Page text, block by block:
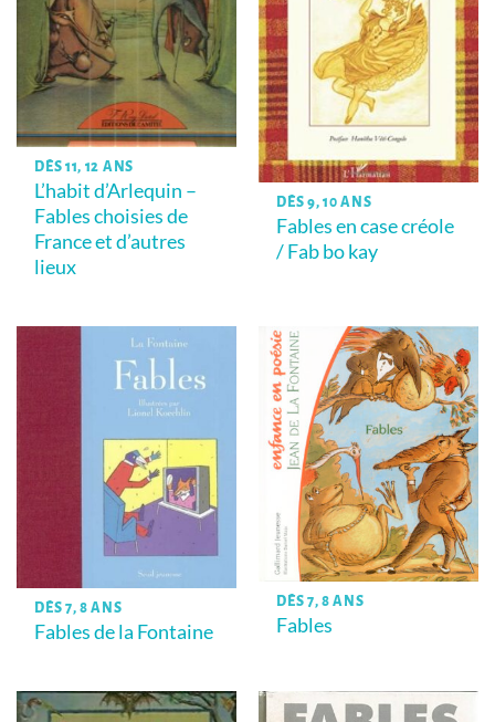
DÈS 11, 12 ANS
L’habit d’Arlequin –
Fables choisies de
France et d’autres
lieux
DÈS 9, 10 ANS
Fables en case créole
/ Fab bo kay
DÈS 7, 8 ANS
Fables de la Fontaine
DÈS 7, 8 ANS
Fables